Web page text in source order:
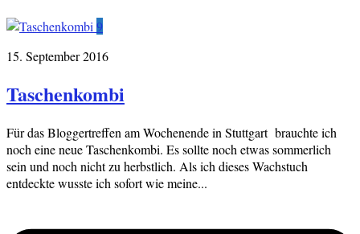
9
15. September 2016
Taschenkombi
Für das Bloggertreffen am Wochenende in Stuttgart brauchte ich
noch eine neue Taschenkombi. Es sollte noch etwas sommerlich
sein und noch nicht zu herbstlich. Als ich dieses Wachstuch
entdeckte wusste ich sofort wie meine...